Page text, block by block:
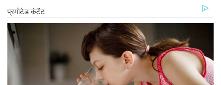
सैन्य गठबंधन के मायने